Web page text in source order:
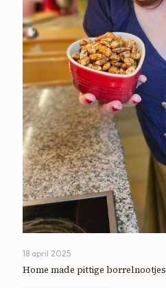
18 april 2025
Home made pittige borrelnootjes